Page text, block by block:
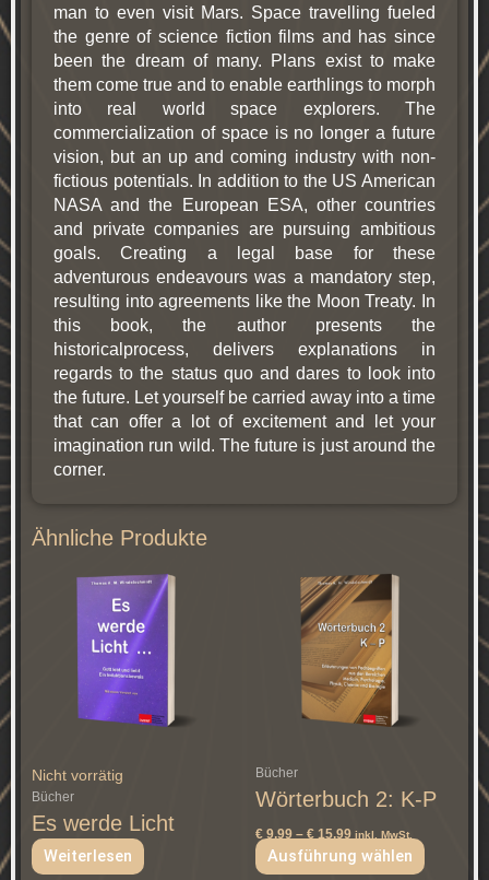
man to even visit Mars. Space travelling fueled
the genre of science fiction films and has since
been the dream of many. Plans exist to make
them come true and to enable earthlings to morph
into real world space explorers. The
commercialization of space is no longer a future
vision, but an up and coming industry with non-
fictious potentials. In addition to the US American
NASA and the European ESA, other countries
and private companies are pursuing ambitious
goals. Creating a legal base for these
adventurous endeavours was a mandatory step,
resulting into agreements like the Moon Treaty. In
this book, the author presents the
historicalprocess, delivers explanations in
regards to the status quo and dares to look into
the future. Let yourself be carried away into a time
that can offer a lot of excitement and let your
imagination run wild. The future is just around the
corner.
Ähnliche Produkte
Nicht vorrätig
Bücher
Es werde Licht
Weiterlesen
Bücher
Wörterbuch 2: K-P
€ 9,99 – € 15,99
€ 9,99
bis
€ 15,99
inkl. MwSt.
Ausführung wählen
mehrere
Optionen
der
gewählt
werden